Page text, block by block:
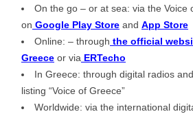
On the go – or at sea: via the Voice
on Google Play Store and App Store
Online: – through the official
Greece or via ERTecho
In Greece: through digital radios
listing “Voice of Greece”
Worldwide: via the international